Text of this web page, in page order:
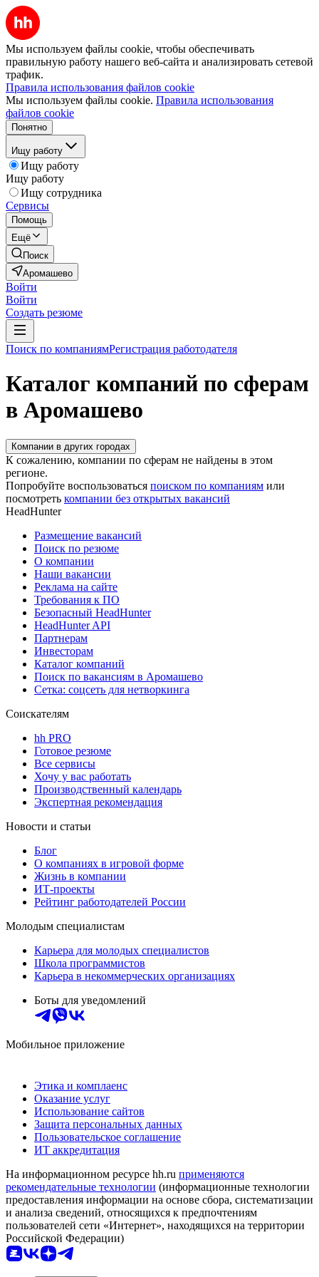
Мы используем файлы cookie, чтобы обеспечивать
правильную работу нашего веб-сайта и анализировать сетевой
трафик.
Правила использования файлов cookie
Мы используем файлы cookie. Правила использования
файлов cookie
Понятно
Ищу работу
Ищу работу
Ищу работу
Ищу сотрудника
Сервисы
Помощь
Ещё
Поиск
Аромашево
Войти
Войти
Создать резюме
Поиск по компаниямРегистрация работодателя
Каталог компаний по сферам
в Аромашево
Компании в других городах
К сожалению, компании по сферам не найдены в этом
регионе.
Попробуйте воспользоваться поиском по компаниям или
посмотреть компании без открытых вакансий
HeadHunter
Размещение вакансий
Поиск по резюме
О компании
Наши вакансии
Реклама на сайте
Требования к ПО
Безопасный HeadHunter
HeadHunter API
Партнерам
Инвесторам
Каталог компаний
Поиск по вакансиям в Аромашево
Сетка: соцсеть для нетворкинга
Соискателям
hh PRO
Готовое резюме
Все сервисы
Хочу у вас работать
Производственный календарь
Экспертная рекомендация
Новости и статьи
Блог
О компаниях в игровой форме
Жизнь в компании
ИТ-проекты
Рейтинг работодателей России
Молодым специалистам
Карьера для молодых специалистов
Школа программистов
Карьера в некоммерческих организациях
Боты для уведомлений
Мобильное приложение
Этика и комплаенс
Оказание услуг
Использование сайтов
Защита персональных данных
Пользовательское соглашение
ИТ аккредитация
На информационном ресурсе hh.ru применяются
рекомендательные технологии (информационные технологии
предоставления информации на основе сбора, систематизации
и анализа сведений, относящихся к предпочтениям
пользователей сети «Интернет», находящихся на территории
Российской Федерации)